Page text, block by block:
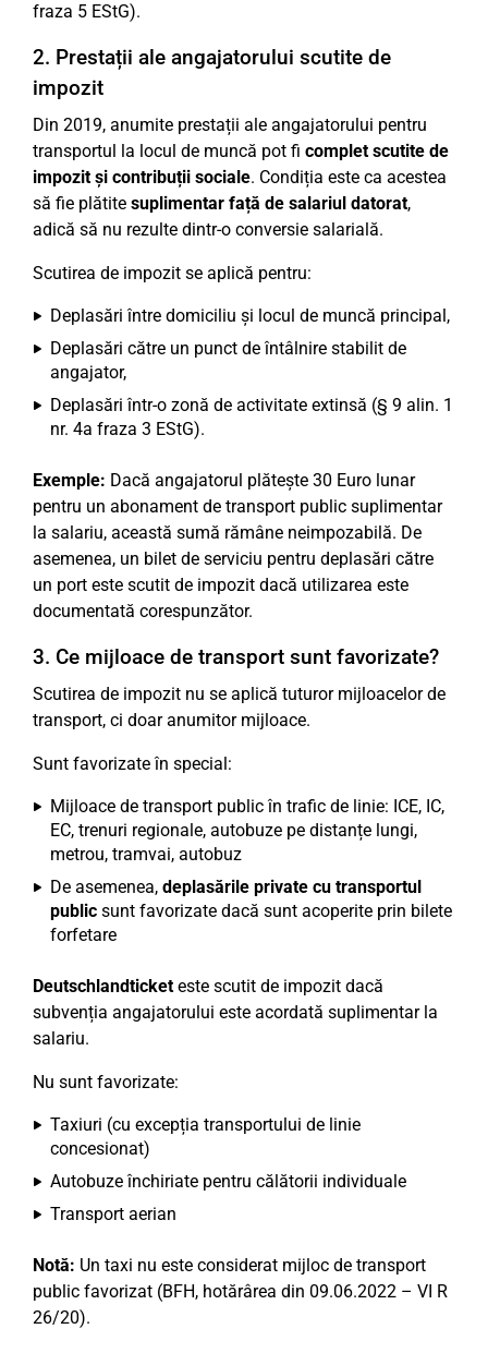
fraza 5 EStG).
2. Prestații ale angajatorului scutite de
impozit
Din 2019, anumite prestații ale angajatorului pentru
transportul la locul de muncă pot fi complet scutite de
impozit și contribuții sociale. Condiția este ca acestea
să fie plătite suplimentar față de salariul datorat,
adică să nu rezulte dintr-o conversie salarială.
Scutirea de impozit se aplică pentru:
Deplasări între domiciliu și locul de muncă principal,
Deplasări către un punct de întâlnire stabilit de
angajator,
Deplasări într-o zonă de activitate extinsă (§ 9 alin. 1
nr. 4a fraza 3 EStG).
Exemple: Dacă angajatorul plătește 30 Euro lunar
pentru un abonament de transport public suplimentar
la salariu, această sumă rămâne neimpozabilă. De
asemenea, un bilet de serviciu pentru deplasări către
un port este scutit de impozit dacă utilizarea este
documentată corespunzător.
3. Ce mijloace de transport sunt favorizate?
Scutirea de impozit nu se aplică tuturor mijloacelor de
transport, ci doar anumitor mijloace.
Sunt favorizate în special:
Mijloace de transport public în trafic de linie: ICE, IC,
EC, trenuri regionale, autobuze pe distanțe lungi,
metrou, tramvai, autobuz
De asemenea, deplasările private cu transportul
public sunt favorizate dacă sunt acoperite prin bilete
forfetare
Deutschlandticketeste scutit de impozit dacă
subvenția angajatorului este acordată suplimentar la
salariu.
Nu sunt favorizate:
Taxiuri (cu excepția transportului de linie
concesionat)
Autobuze închiriate pentru călătorii individuale
Transport aerian
Notă: Un taxi nu este considerat mijloc de transport
public favorizat (BFH, hotărârea din 09.06.2022 – VI R
26/20).